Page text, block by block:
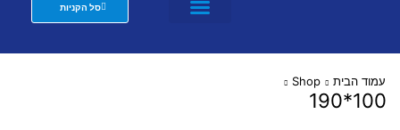
סל הקניות
עמוד הבית Shop
100*190